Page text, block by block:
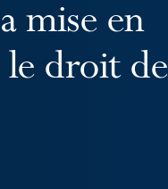
mise en
droit de